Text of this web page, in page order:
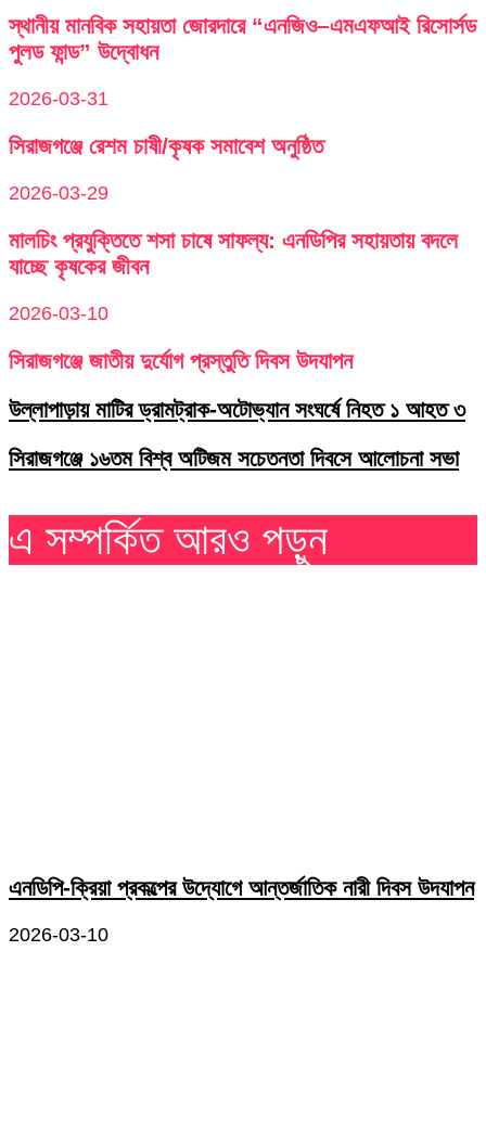
স্থানীয় মানবিক সহায়তা জোরদারে “এনজিও–এমএফআই রিসোর্সড
পুলড ফান্ড” উদ্বোধন
2026-03-31
সিরাজগঞ্জে রেশম চাষী/কৃষক সমাবেশ অনুষ্ঠিত
2026-03-29
মালচিং প্রযুক্তিতে শসা চাষে সাফল্য: এনডিপির সহায়তায় বদলে
যাচ্ছে কৃষকের জীবন
2026-03-10
সিরাজগঞ্জে জাতীয় দুর্যোগ প্রস্তুতি দিবস উদযাপন
উল্লাপাড়ায় মাটির ড্রামট্রাক-অটোভ্যান সংঘর্ষে নিহত ১ আহত ৩
সিরাজগঞ্জে ১৬তম বিশ্ব অটিজম সচেতনতা দিবসে আলোচনা সভা
এ সম্পর্কিত আরও পড়ুন
এনডিপি-ক্রিয়া প্রকল্পের উদ্যোগে আন্তর্জাতিক নারী দিবস উদযাপন
2026-03-10